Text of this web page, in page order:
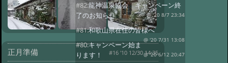
正月準備 #16 '10 12/30 14:35
#82:龍神温泉協会 キャンペーン終
了のお知らせ
@ '20 8/7 23:34
#81:和歌山県在住の皆様へ
@ '20 7/31 13:08
#80:キャンペーン始ま
ります！
@ '20 6/12 20:47